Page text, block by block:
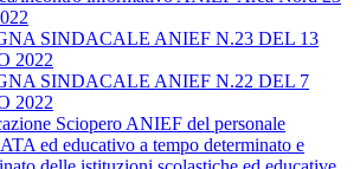
SINDACALE ANIEF N.23 DEL 13
2022
SINDACALE ANIEF N.22 DEL 7
2022
Sciopero ANIEF del personale
ed educativo a tempo determinato e